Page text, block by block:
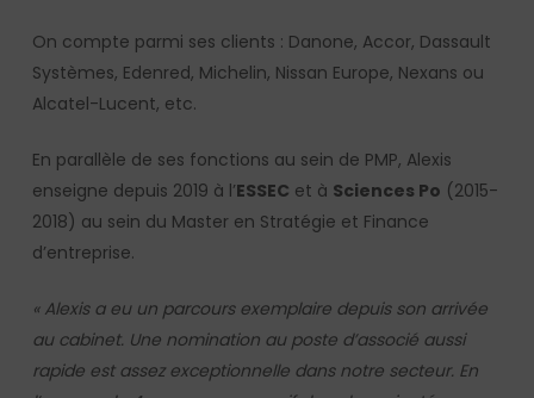
On compte parmi ses clients : Danone, Accor, Dassault
Systèmes, Edenred, Michelin, Nissan Europe, Nexans ou
Alcatel-Lucent, etc.
En parallèle de ses fonctions au sein de PMP, Alexis
enseigne depuis 2019 à l’ESSEC et à Sciences Po (2015-
2018) au sein du Master en Stratégie et Finance
d’entreprise.
« Alexis a eu un parcours exemplaire depuis son arrivée
au cabinet. Une nomination au poste d’associé aussi
rapide est assez exceptionnelle dans notre secteur. En